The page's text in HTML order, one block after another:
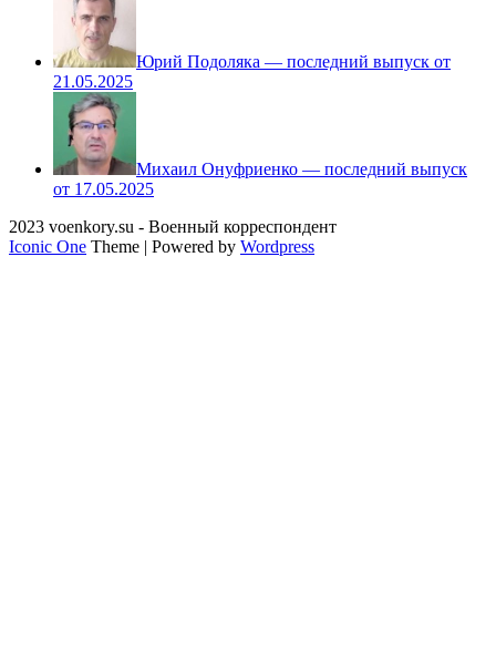
Юрий Подоляка — последний выпуск от
21.05.2025
Михаил Онуфриенко — последний выпуск
от 17.05.2025
2023 voenkory.su - Военный корреспондент
Iconic One Theme | Powered by Wordpress